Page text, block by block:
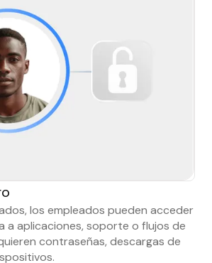
los empleados pueden acceder
a aplicaciones, soporte o flujos de
contraseñas, descargas de